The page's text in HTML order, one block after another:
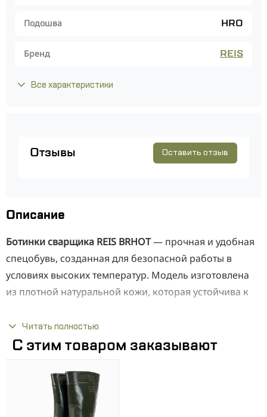
Подошва HRO
Бренд REIS
Все характеристики
Отзывы Оставить отзыв
Описание
Ботинки сварщика REIS BRHOT— прочная и удобная
спецобувь, созданная для безопасной работы в
условиях высоких температур. Модель изготовлена
из плотной натуральной кожи, которая устойчива к
механических повреждений. Закрытая конструкция
со специальным кожаным клапаном надежно
окалины внутрь. Подошва из комбинации
полиуретана и каучука выдерживает нагрев до 300°C,
не скользит и устойчива к маслам и топливу, что
Читать полностью
С этим товаром заказывают